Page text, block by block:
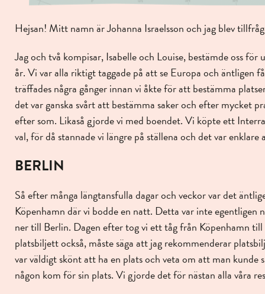
Hejsan! Mitt namn är Johanna Israelsson och jag blev
Jag och två kompisar, Isabelle och Louise, bestämde oss
år. Vi var alla riktigt taggade på att se Europa och äntligen
träffades några gånger innan vi åkte för att bestämma
det var ganska svårt att bestämma saker och efter mycket
efter som. Likaså gjorde vi med boendet. Vi köpte ett
val, för då stannade vi längre på ställena och det var
BERLIN
Så efter många längtansfulla dagar och veckor var det
Köpenhamn där vi bodde en natt. Detta var inte
ner till Berlin. Dagen efter tog vi ett tåg från Köpenhamn
platsbiljett också, måste säga att jag rekommenderar
var väldigt skönt att ha en plats och veta om att man
någon kom för sin plats. Vi gjorde det för nästan alla våra